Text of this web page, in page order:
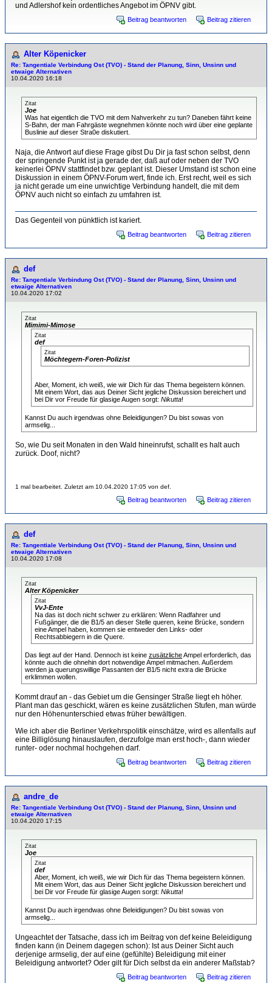
und Adlershof kein ordentliches Angebot im ÖPNV gibt.
Beitrag beantworten Beitrag zitieren
Alter Köpenicker
Re: Tangentiale Verbindung Ost (TVO) - Stand der Planung, Sinn, Unsinn und
etwaige Alternativen
10.04.2020 16:18
Zitat
Joe
Was hat eigentlich die TVO mit dem Nahverkehr zu tun? Daneben fährt keine
S-Bahn, der man Fahrgäste wegnehmen könnte noch wird über eine geplante
Buslinie auf dieser Stra0e diskutiert.
Naja, die Antwort auf diese Frage gibst Du Dir ja fast schon selbst, denn
der springende Punkt ist ja gerade der, daß auf oder neben der TVO
keinerlei ÖPNV stattfindet bzw. geplant ist. Dieser Umstand ist schon eine
Diskussion in einem ÖPNV-Forum wert, finde ich. Erst recht, weil es sich
ja nicht gerade um eine unwichtige Verbindung handelt, die mit dem
ÖPNV auch nicht so einfach zu umfahren ist.
Das Gegenteil von pünktlich ist kariert.
Beitrag beantworten Beitrag zitieren
def
Re: Tangentiale Verbindung Ost (TVO) - Stand der Planung, Sinn, Unsinn und
etwaige Alternativen
10.04.2020 17:02
Zitat
Mimimi-Mimose
Zitat
def
Zitat
Möchtegern-Foren-Polizist
Aber, Moment, ich weiß, wie wir Dich für das Thema begeistern können.
Mit einem Wort, das aus Deiner Sicht jegliche Diskussion bereichert und
bei Dir vor Freude für glasige Augen sorgt: Nikutta!
Kannst Du auch irgendwas ohne Beleidigungen? Du bist sowas von
armselig...
So, wie Du seit Monaten in den Wald hineinrufst, schallt es halt auch
zurück. Doof, nicht?
1 mal bearbeitet. Zuletzt am 10.04.2020 17:05 von def.
Beitrag beantworten Beitrag zitieren
def
Re: Tangentiale Verbindung Ost (TVO) - Stand der Planung, Sinn, Unsinn und
etwaige Alternativen
10.04.2020 17:08
Zitat
Alter Köpenicker
Zitat
VvJ-Ente
Na das ist doch nicht schwer zu erklären: Wenn Radfahrer und
Fußgänger, die die B1/5 an dieser Stelle queren, keine Brücke, sondern
eine Ampel haben, kommen sie entweder den Links- oder
Rechtsabbiegern in die Quere.
Das liegt auf der Hand. Dennoch ist keine zusätzlicheAmpel erforderlich, das
könnte auch die ohnehin dort notwendige Ampel mitmachen. Außerdem
werden ja querungswillige Passanten der B1/5 nicht extra die Brücke
erklimmen wollen.
Kommt drauf an - das Gebiet um die Gensinger Straße liegt eh höher.
Plant man das geschickt, wären es keine zusätzlichen Stufen, man würde
nur den Höhenunterschied etwas früher bewältigen.
Wie ich aber die Berliner Verkehrspolitik einschätze, wird es allenfalls auf
eine Billiglösung hinauslaufen, derzufolge man erst hoch-, dann wieder
runter- oder nochmal hochgehen darf.
Beitrag beantworten Beitrag zitieren
andre_de
Re: Tangentiale Verbindung Ost (TVO) - Stand der Planung, Sinn, Unsinn und
etwaige Alternativen
10.04.2020 17:15
Zitat
Joe
Zitat
def
Aber, Moment, ich weiß, wie wir Dich für das Thema begeistern können.
Mit einem Wort, das aus Deiner Sicht jegliche Diskussion bereichert und
bei Dir vor Freude für glasige Augen sorgt: Nikutta!
Kannst Du auch irgendwas ohne Beleidigungen? Du bist sowas von
armselig...
Ungeachtet der Tatsache, dass ich im Beitrag von def keine Beleidigung
finden kann (in Deinem dagegen schon): Ist aus Deiner Sicht auch
derjenige armselig, der auf eine (gefühlte) Beleidigung mit einer
Beleidigung antwortet? Oder gilt für Dich selbst da ein anderer Maßstab?
Beitrag beantworten Beitrag zitieren